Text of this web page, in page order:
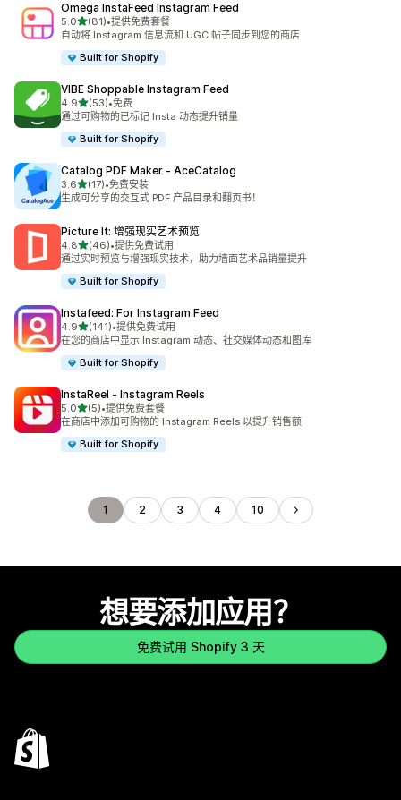
Omega InstaFeed Instagram Feed
5.0星（满分 5 星）
(81)
总共 81 条评论
•提供免费套餐
自动将 Instagram 信息流和 UGC 帖子同步到您的商店
Built for Shopify
VIBE Shoppable Instagram Feed
4.9星（满分 5 星）
(53)
总共 53 条评论
•免费
通过可购物的已标记 Insta 动态提升销量
Built for Shopify
Catalog PDF Maker ‑ AceCatalog
3.6星（满分 5 星）
(17)
总共 17 条评论
•免费安装
生成可分享的交互式 PDF 产品目录和翻页书！
Picture It: 增强现实艺术预览
4.8星（满分 5 星）
(46)
总共 46 条评论
•提供免费试用
通过实时预览与增强现实技术，助力墙面艺术品销量提升
Built for Shopify
Instafeed: For Instagram Feed
4.9星（满分 5 星）
(141)
总共 141 条评论
•提供免费试用
在您的商店中显示 Instagram 动态、社交媒体动态和图库
Built for Shopify
InstaReel ‑ Instagram Reels
5.0星（满分 5 星）
(5)
总共 5 条评论
•提供免费套餐
在商店中添加可购物的 Instagram Reels 以提升销售额
Built for Shopify
1 2 3 4 10
想要添加应用？
免费试用 Shopify 3 天